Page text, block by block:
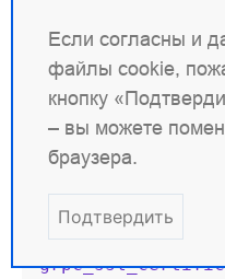
повторно.
секунд. По
сертификаты
проходят
off — отключает
Если согласны и
файлы cookie,
кнопку
– вы можете
браузера.
Подтвердить